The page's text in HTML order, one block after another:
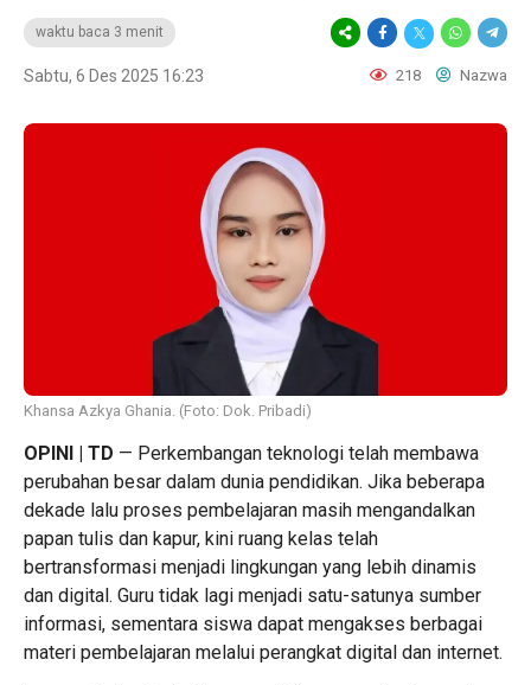
waktu baca 3 menit
Sabtu, 6 Des 2025 16:23 218 Nazwa
Khansa Azkya Ghania. (Foto: Dok. Pribadi)
OPINI | TD — Perkembangan teknologi telah membawa
perubahan besar dalam dunia pendidikan. Jika beberapa
dekade lalu proses pembelajaran masih mengandalkan
papan tulis dan kapur, kini ruang kelas telah
bertransformasi menjadi lingkungan yang lebih dinamis
dan digital. Guru tidak lagi menjadi satu-satunya sumber
informasi, sementara siswa dapat mengakses berbagai
materi pembelajaran melalui perangkat digital dan internet.